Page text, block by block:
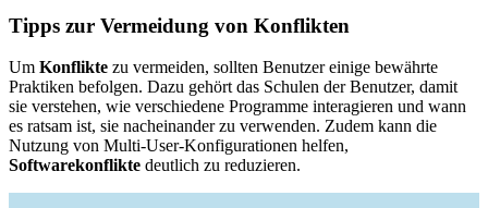
Tipps zur Vermeidung von Konflikten
Um Konflikte zu vermeiden, sollten Benutzer einige bewährte
Praktiken befolgen. Dazu gehört das Schulen der Benutzer, damit
sie verstehen, wie verschiedene Programme interagieren und wann
es ratsam ist, sie nacheinander zu verwenden. Zudem kann die
Nutzung von Multi-User-Konfigurationen helfen,
Softwarekonflikte deutlich zu reduzieren.